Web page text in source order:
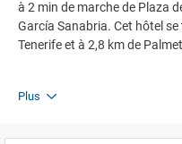
à 2 min de marche de Plaza
García Sanabria. Cet hôtel
Tenerife et à 2,8 km de
Plus